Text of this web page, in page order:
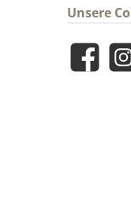
Unsere
Facebook